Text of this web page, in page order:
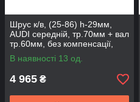
Шрус к/в, (25-86) h-29мм,
AUDI середній, тр.70мм + вал
тр.60мм, без компенсації,
AD351MSY (DSP)
В наявності 13 од.
4 965 ₴